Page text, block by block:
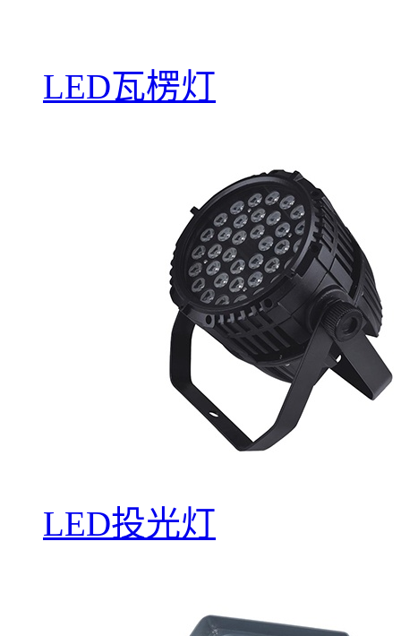
LED瓦楞灯
LED投光灯